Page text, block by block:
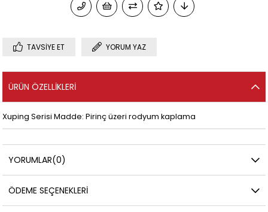
TAVSIYE ET YORUM YAZ
ÜRÜN ÖZELLIKLERI
Xuping Serisi Madde: Pirinç üzeri rodyum kaplama
YORUMLAR(0)
ÖDEME SEÇENEKLERI